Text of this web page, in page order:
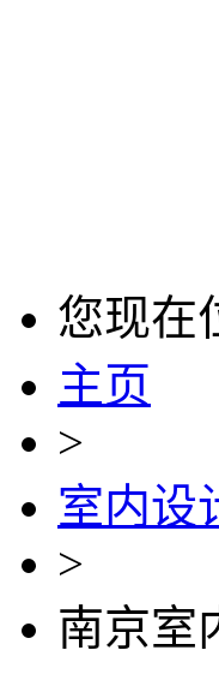
您现在
主页
>
室内设
>
南京室